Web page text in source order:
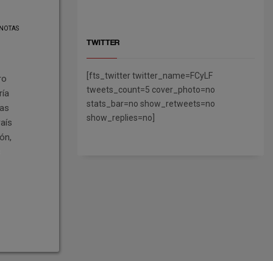
NOTAS
TWITTER
[fts_twitter twitter_name=FCyLF
tweets_count=5 cover_photo=no
stats_bar=no show_retweets=no
show_replies=no]